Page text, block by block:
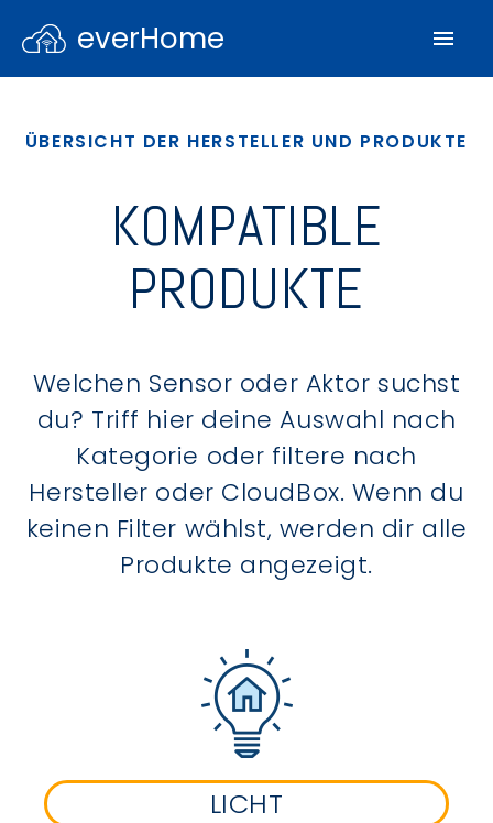
everHome
ÜBERSICHT DER HERSTELLER UND PRODUKTE
KOMPATIBLE
PRODUKTE
Welchen Sensor oder Aktor suchst
du? Triff hier deine Auswahl nach
Kategorie oder filtere nach
Hersteller oder CloudBox. Wenn du
keinen Filter wählst, werden dir alle
Produkte angezeigt.
LICHT